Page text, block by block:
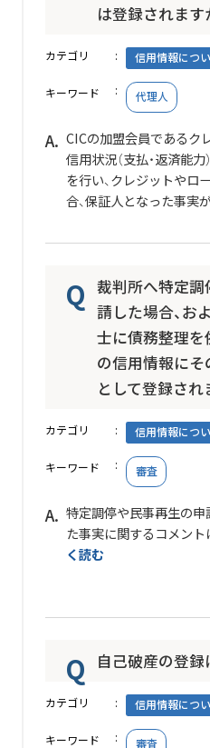
は登録されます
カテゴリ 信用情報につ
キーワード 代理人
CICの加盟会員であるク
信用状況（支払・返済能
を行い、クレジットやロ
合、保証人となった事実
裁判所へ特定
請した場合、お
士に債務整理を
の信用情報に
として登録され
カテゴリ 信用情報につ
キーワード 審査
特定調停や民事再生の
た事実に関するコメント
く読む
自己破産の登録
カテゴリ 信用情報につ
キーワード 審査